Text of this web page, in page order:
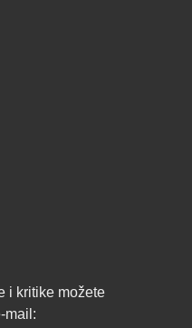
i kritike možete
mail: